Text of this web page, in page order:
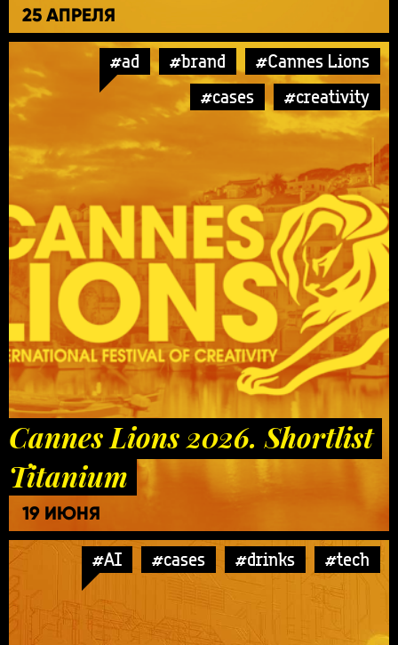
25 АПРЕЛЯ
#ad #brand
#Cannes Lions
#cases
#creativity
Cannes Lions 2026. Shortlist
Titanium
19 ИЮНЯ
#AI #cases #drinks #tech